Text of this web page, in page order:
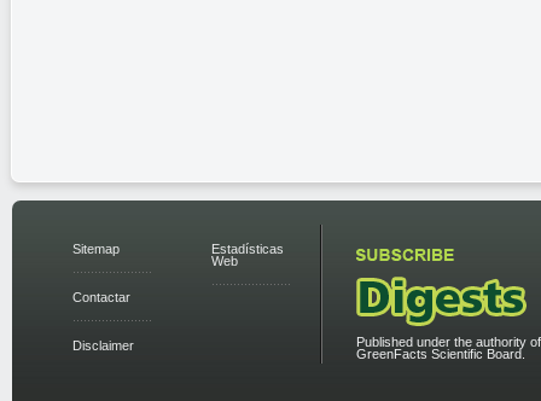
Sitemap
Contactar
Disclaimer
Estadísticas
Web
Published under the authority
GreenFacts Scientific Board.